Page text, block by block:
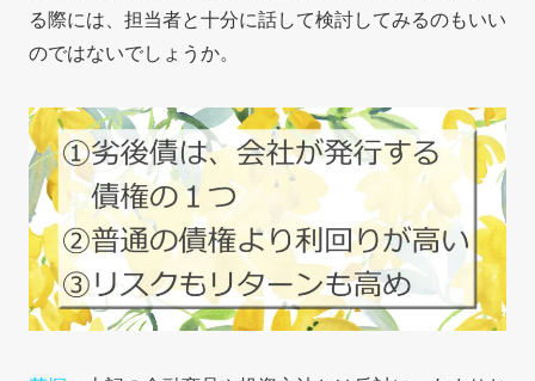
る際には、担当者と十分に話して検討してみるのもいい
のではないでしょうか。